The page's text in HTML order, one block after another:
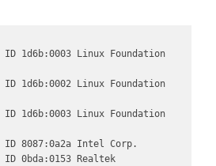
ID 1d6b:0003 Linux Foundation
ID 1d6b:0002 Linux Foundation
ID 1d6b:0003 Linux Foundation
ID 8087:0a2a Intel Corp.
ID 0bda:0153 Realtek